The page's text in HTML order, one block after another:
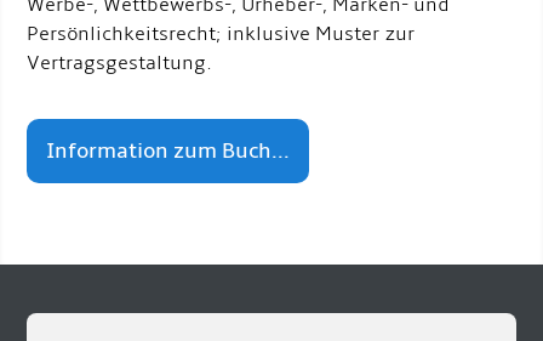
Werbe-, Wettbewerbs-, Urheber-, Marken- und
Persönlichkeitsrecht; inklusive Muster zur
Vertragsgestaltung.
Information zum Buch...